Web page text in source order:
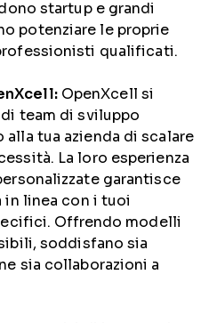
startup e grandi
potenziare le proprie
qualificati.
OpenXcell si
team di sviluppo
tua azienda di scalare
La loro esperienza
garantisce
linea con i tuoi
Offrendo modelli
soddisfano sia
sia collaborazioni a